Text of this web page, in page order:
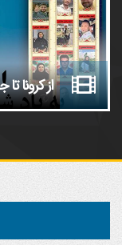
از کرونا